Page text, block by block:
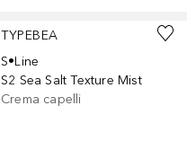
TYPEBEA
S•Line
S2 Sea Salt Texture Mist
Crema capelli